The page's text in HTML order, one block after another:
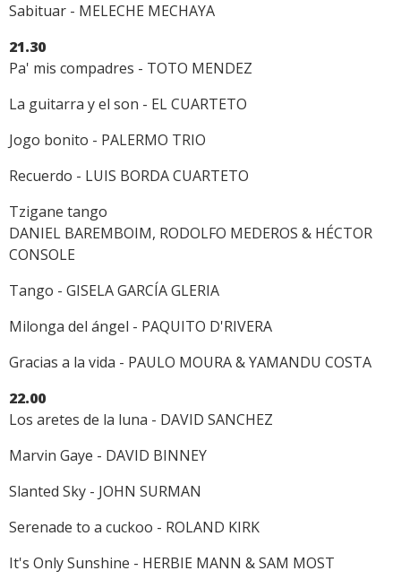
Sabituar - MELECHE MECHAYA
21.30
Pa' mis compadres - TOTO MENDEZ
La guitarra y el son - EL CUARTETO
Jogo bonito - PALERMO TRIO
Recuerdo - LUIS BORDA CUARTETO
Tzigane tango
DANIEL BAREMBOIM, RODOLFO MEDEROS & HÉCTOR
CONSOLE
Tango - GISELA GARCÍA GLERIA
Milonga del ángel - PAQUITO D'RIVERA
Gracias a la vida - PAULO MOURA & YAMANDU COSTA
22.00
Los aretes de la luna - DAVID SANCHEZ
Marvin Gaye - DAVID BINNEY
Slanted Sky - JOHN SURMAN
Serenade to a cuckoo - ROLAND KIRK
It's Only Sunshine - HERBIE MANN & SAM MOST